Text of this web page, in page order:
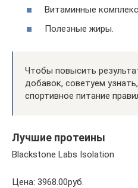
Витаминные
Полезные жиры.
Чтобы повысить
добавок, советуем
спортивное питание
Лучшие протеины
Blackstone Labs Isolation
Цена: 3968.00руб.